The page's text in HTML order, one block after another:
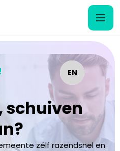
NL
EN
NL
EN
schuiven
zélf razendsnel en